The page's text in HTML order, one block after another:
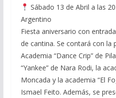
Sábado 13 de Abril a las
Argentino
Fiesta aniversario con
de cantina. Se contará con la
Academia “Dance Crip” de
“Yankee” de Nara Rodi, la
Moncada y la academia “El
Ismael Feito. Además, se